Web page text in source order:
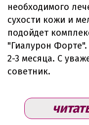
необходимого
сухости кожи и
подойдет
"Гиалурон
2-3 месяца. С
советник.